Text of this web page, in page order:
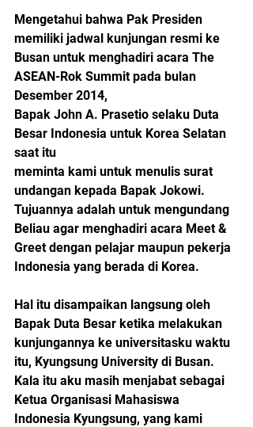
Mengetahui bahwa Pak Presiden
memiliki jadwal kunjungan resmi ke
Busan untuk menghadiri acara The
ASEAN-Rok Summit pada bulan
Desember 2014,
Bapak John A. Prasetio selaku Duta
Besar Indonesia untuk Korea Selatan
saat itu
meminta kami untuk menulis surat
undangan kepada Bapak Jokowi.
Tujuannya adalah untuk mengundang
Beliau agar menghadiri acara Meet &
Greet dengan pelajar maupun pekerja
Indonesia yang berada di Korea.
Hal itu disampaikan langsung oleh
Bapak Duta Besar ketika melakukan
kunjungannya ke universitasku waktu
itu, Kyungsung University di Busan.
Kala itu aku masih menjabat sebagai
Ketua Organisasi Mahasiswa
Indonesia Kyungsung, yang kami